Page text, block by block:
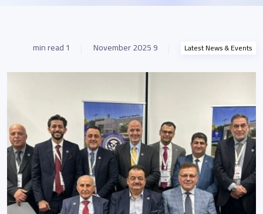
Latest News & Events
9 November 2025
1 min read